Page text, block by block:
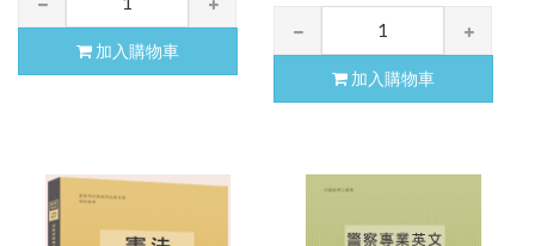
加入購物車
加入購物車